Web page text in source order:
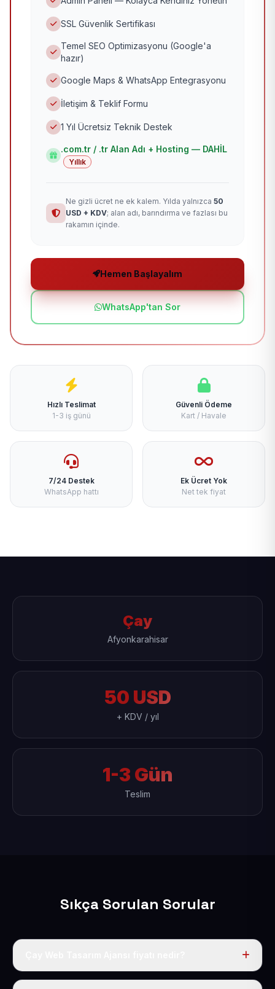
SSL Güvenlik Sertifikası
Temel SEO Optimizasyonu (Google'a
hazır)
Google Maps & WhatsApp Entegrasyonu
İletişim & Teklif Formu
1 Yıl Ücretsiz Teknik Destek
.com.tr / .tr Alan Adı + Hosting — DAHİL
Yıllık
Ne gizli ücret ne ek kalem. Yılda yalnızca 50
USD + KDV; alan adı, barındırma ve fazlası bu
rakamın içinde.
Hemen Başlayalım
WhatsApp'tan Sor
Hızlı Teslimat
1-3 iş günü
Güvenli Ödeme
Kart / Havale
7/24 Destek
WhatsApp hattı
Ek Ücret Yok
Net tek fiyat
Çay
Afyonkarahisar
50 USD
+ KDV / yıl
1-3 Gün
Teslim
Sıkça Sorulan Sorular
Tek fiyat uygulanır: yıllık 50 USD + KDV. Bu bedele alan